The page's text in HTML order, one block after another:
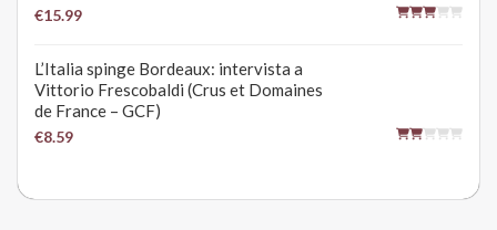
€15.99
L’Italia spinge Bordeaux: intervista a
Vittorio Frescobaldi (Crus et Domaines
de France – GCF)
€8.59